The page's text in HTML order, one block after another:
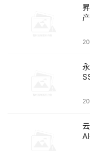
Kom与
Kom Networks日
核的综合解决方案，